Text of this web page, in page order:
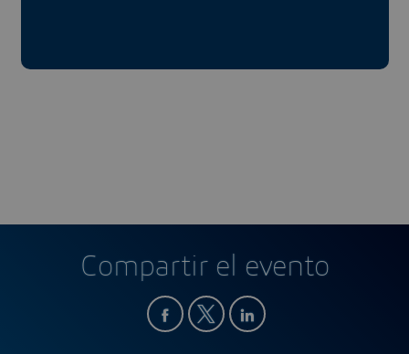
Compartir el evento